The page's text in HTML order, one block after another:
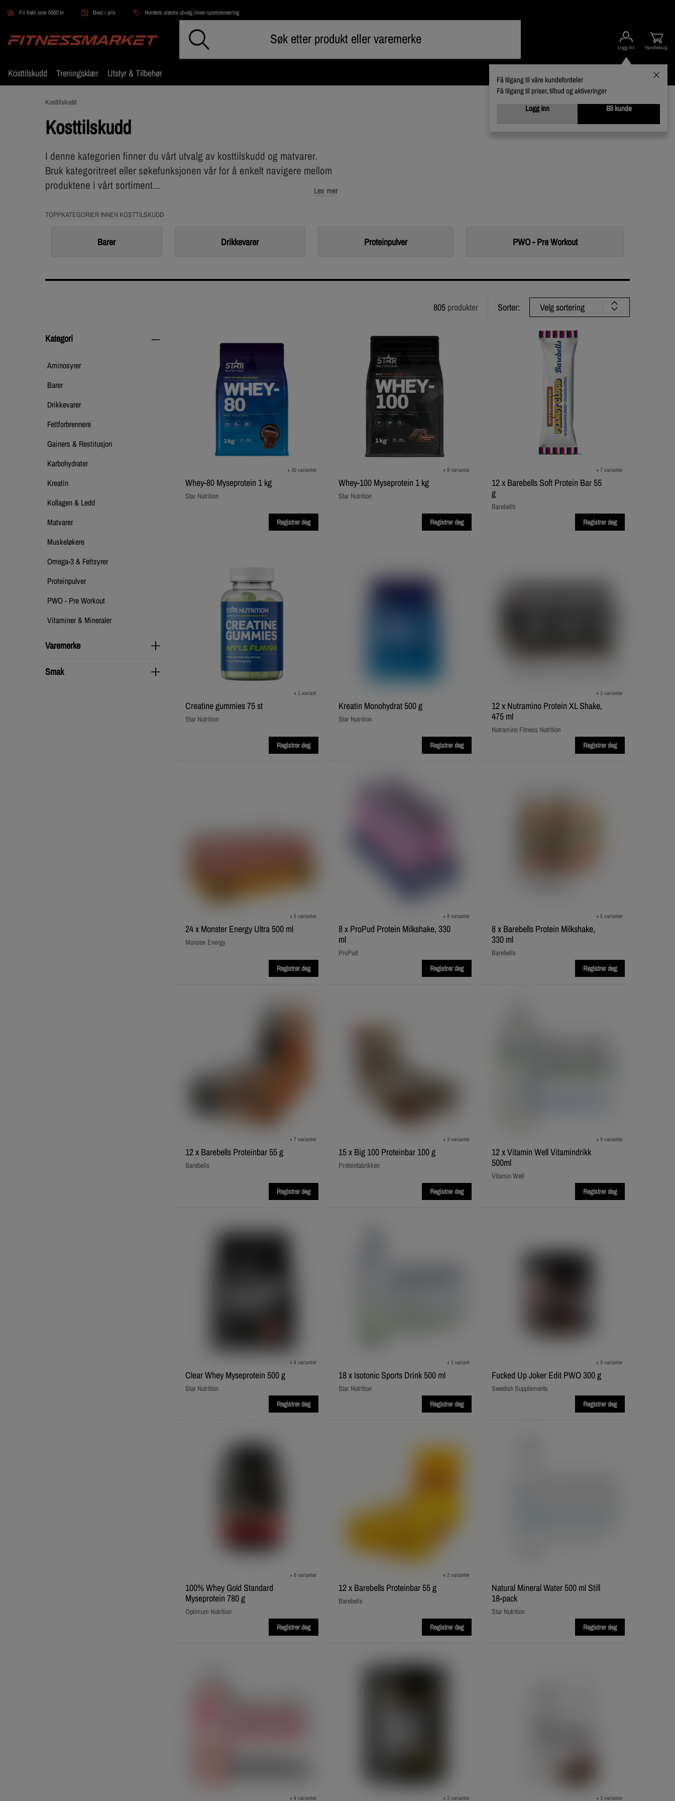
Hopp til hovedinnholdet
Fri frakt over 5000 kr Best i pris Nordens største utvalg innen sportsernæring
Logg inn
Få tilgang til våre kundefordeler
Få tilgang til priser, tilbud og aktiveringer
Logg inn
Bli kunde
Handlekorg
Kosttilskudd Treningsklær Utstyr & Tilbehør Varumerker
Kosttilskudd
Kosttilskudd
I denne kategorien finner du vårt utvalg av kosttilskudd og matvarer.
Bruk kategoritreet eller søkefunksjonen vår for å enkelt navigere mellom
produktene i vårt sortiment...
Les mer
TOPPKATEGORIER INNEN KOSTTILSKUDD
Barer Drikkevarer Proteinpulver PWO - Pre Workout
805 produkter Sorter: Velg sortering
KategoriKategori
Aminosyrer
Barer
Drikkevarer
Fettforbrennere
Gainers & Restitusjon
Karbohydrater
Kreatin
Kollagen & Ledd
Matvarer
Muskeløkere
Omega-3 & Fettsyrer
Proteinpulver
PWO - Pre Workout
Vitaminer & Mineraler
VaremerkeVaremerke
SmakSmak
Whey-80 Myseprotein 1 kg
+ 30 varianter
Star Nutrition
Registrer deg
Whey-100 Myseprotein 1 kg
+ 9 varianter
Star Nutrition
Registrer deg
12 x Barebells Soft Protein Bar 55
g
+ 7 varianter
Barebells
Registrer deg
Creatine gummies 75 st
+ 1 variant
Star Nutrition
Registrer deg
Kreatin Monohydrat 500 g
Star Nutrition
Registrer deg
12 x Nutramino Protein XL Shake,
475 ml
+ 3 varianter
Nutramino Fitness Nutrition
Registrer deg
24 x Monster Energy Ultra 500 ml
+ 5 varianter
Monster Energy
Registrer deg
8 x ProPud Protein Milkshake, 330
ml
+ 8 varianter
ProPud
Registrer deg
8 x Barebells Protein Milkshake,
330 ml
+ 5 varianter
Barebells
Registrer deg
12 x Barebells Proteinbar 55 g
+ 7 varianter
Barebells
Registrer deg
15 x Big 100 Proteinbar 100 g
+ 3 varianter
Proteinfabrikken
Registrer deg
12 x Vitamin Well Vitamindrikk
500ml
+ 9 varianter
Vitamin Well
Registrer deg
Clear Whey Myseprotein 500 g
+ 4 varianter
Star Nutrition
Registrer deg
18 x Isotonic Sports Drink 500 ml
+ 1 variant
Star Nutrition
Registrer deg
Fucked Up Joker Edit PWO 300 g
+ 9 varianter
Swedish Supplements
Registrer deg
100% Whey Gold Standard
Myseprotein 780 g
+ 8 varianter
Optimum Nutrition
Registrer deg
12 x Barebells Proteinbar 55 g
+ 2 varianter
Barebells
Registrer deg
Natural Mineral Water 500 ml Still
18-pack
Star Nutrition
Registrer deg
+ 4 varianter + 3 varianter + 3 varianter